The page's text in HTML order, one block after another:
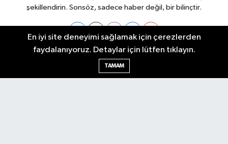
şekillendirin. Sonsöz, sadece haber değil, bir bilinçtir.
Ankara Nöbetçi Eczaneler
En iyi site deneyimi sağlamak için çerezlerden
faydalanıyoruz. Detaylar için lütfen tıklayın.
TAMAM